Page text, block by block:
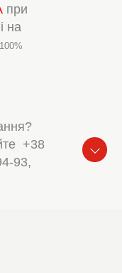
при
на
+38
93,